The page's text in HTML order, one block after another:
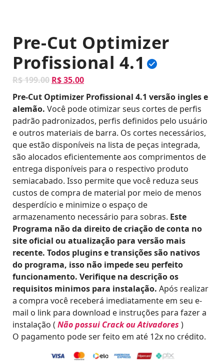
Pre-Cut Optimizer
Profissional 4.1
R$199.00 O
r
e
ç
o
o
r
i
g
i
n
a
l
e
r
a
:
R
$
1
9
9
R$35.00O
p
r
e
ç
o
a
t
u
a
l
é
:
R
$
3
5
.
0
0
.
Pre-Cut Optimizer Profissional 4.1 versão ingles e
alemão. Você pode otimizar seus cortes de perfis
padrão padronizados, perfis definidos pelo usuário
e outros materiais de barra. Os cortes necessários,
que estão disponíveis na lista de peças integrada,
são alocados eficientemente aos comprimentos de
entrega disponíveis para o respectivo produto
semiacabado. Isso permite que você reduza seus
custos de compra de material por meio de menos
desperdício e minimize o espaço de
armazenamento necessário para sobras. Este
Programa não da direito de criação de conta no
site oficial ou atualização para versão mais
recente. Todos plugins e transições são nativos
do programa, isso não impede seu perfeito
funcionamento. Verifique na descrição os
requisitos minimos para instalação. Após realizar
a compra você receberá imediatamente em seu e-
mail o link para download e instruções para fazer a
instalação ( Não possui Crack ou Ativadores )
O pagamento pode ser feito em até 12x no crédito.